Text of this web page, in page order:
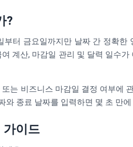
?
부터 금요일까지만 날짜 간 정확한
계산, 마감일 관리 및 달력 일수
는 비즈니스 마감일 결정 여부에
와 종료 날짜를 입력하면 몇 초 만
가이드